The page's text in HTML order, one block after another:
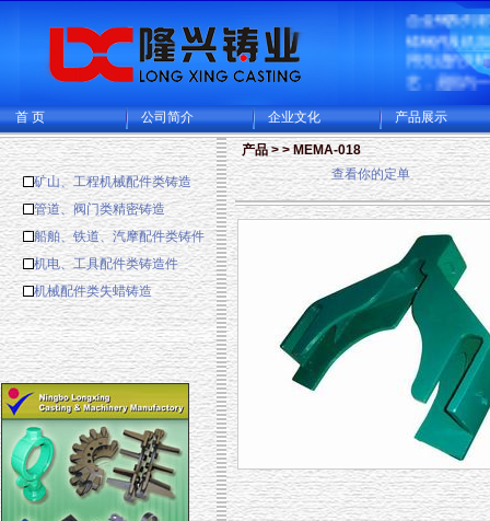
合金钢系列
铸钢件及机
用先进的失
艺，是国内
造的大型的
生产基地，
厂和CNC机
可供精密铸
铸成品件
主要出口欧
多国家。
首 页 公司简介 企业文化 产品展示
矿山、工程机械配件类铸造
管道、阀门类精密铸造
船舶、铁道、汽摩配件类铸件
机电、工具配件类铸造件
机械配件类失蜡铸造
产品 > > MEMA-018
查看你的定单